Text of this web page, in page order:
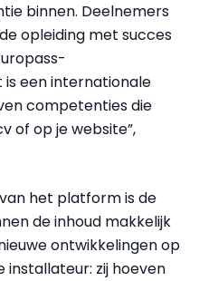
binnen. Deelnemers
opleiding met succes
een internationale
competenties die
of op je website”,
het platform is de
de inhoud makkelijk
ontwikkelingen op
installateur: zij hoeven